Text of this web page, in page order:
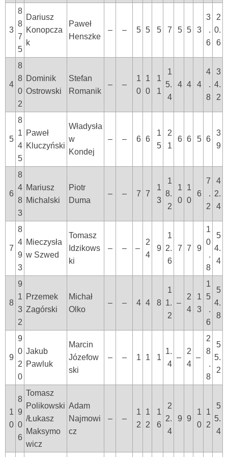
3
8
8
7
5
Dariusz
Konopcza
k
Paweł
Henszke
– – 5 5 5 7 5 5 3
3
.
6
2
0.
6
4
8
8
0
2
Dominik
Ostrowski
Stefan
Romanik
– –
1
0
1
0
1
1
1
5.
4
4 4 4
4
.
8
3
4.
2
5
8
1
4
5
Paweł
Kluczyński
Władysła
w
Kondej
– – 6 6
1
5
2
1
6 6 5 6
3
9
6
8
4
8
3
Mariusz
Michalski
Piotr
Duma
– – 7 7
1
3
1
8.
2
1
0
1
0
6
7
.
2
4
2.
4
7
8
4
9
3
Mieczysła
w Szwed
Tomasz
Idzikows
ki
– – –
2
4
9
1
2.
6
7 7 9
1
0
.
8
5
4.
4
8
9
1
3
2
Przemek
Zagórski
Michał
Olko
– – 4 4 8
1
1.
2
–
2
4
1
3
1
5
.
6
5
4.
8
9
9
0
2
0
Jakub
Pawluk
Marcin
Józefow
ski
– – 1 1 1
1.
4
–
2
4
–
2
8
.
8
5
5.
2
1
0
8
9
0
6
Tomasz
Polikowski
/Łukasz
Maksymo
wicz
Adam
Najmowi
cz
– –
1
2
1
2
1
6
2
2.
4
9 9
1
0
1
2
5
5.
4